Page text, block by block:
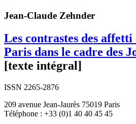
Jean-Claude Zehnder
Les contrastes des
Paris dans le cadre des
[texte intégral]
ISSN 2265-2876
209 avenue Jean-Jaurès 75019 Paris
Téléphone : +33 (0)1 40 40 45 45